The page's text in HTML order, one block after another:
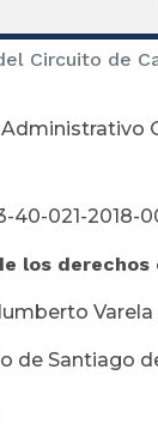
Circuito de
40-021-2018-
los
Varela
de Santiago